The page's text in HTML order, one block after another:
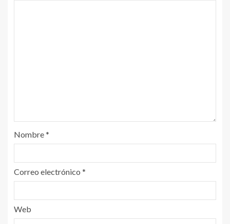
Nombre*
Correo electrónico *
Web